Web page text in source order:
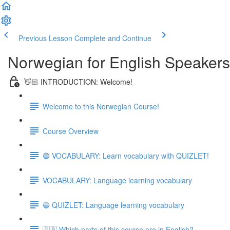
Previous Lesson Complete and Continue
Norwegian for English
👋🏻 INTRODUCTION: Welcome!
Welcome to this Norwegian Course!
Course Overview
🔵 VOCABULARY: Learn vocabulary with QUIZLET!
VOCABULARY: Language learning vocabulary
🔵 QUIZLET: Language learning vocabulary